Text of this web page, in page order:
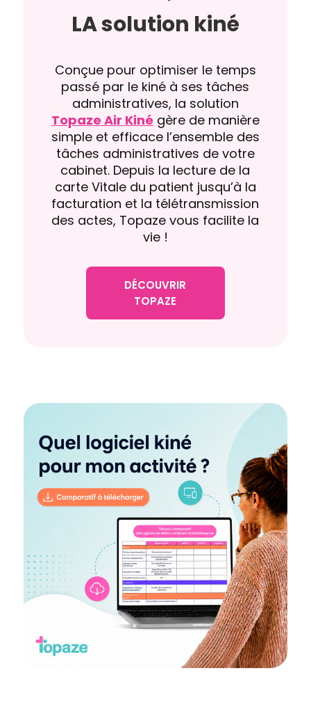
LA solution kiné
Conçue pour optimiser le temps
passé par le kiné à ses tâches
administratives, la solution
Topaze Air Kiné gère de manière
simple et efficace l’ensemble des
tâches administratives de votre
cabinet. Depuis la lecture de la
carte Vitale du patient jusqu’à la
facturation et la télétransmission
des actes, Topaze vous facilite la
vie !
DÉCOUVRIR
TOPAZE